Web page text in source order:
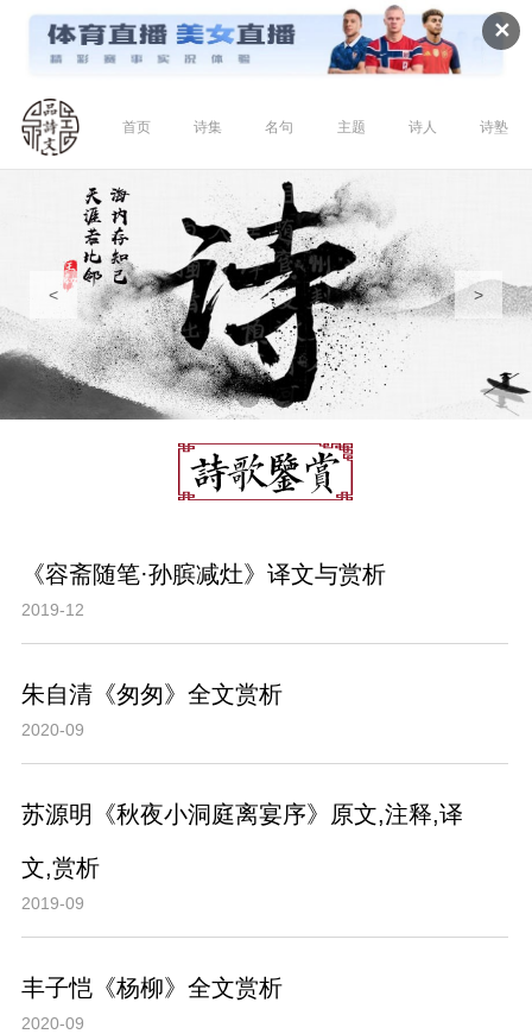
✕
首页 诗集 名句 主题 诗人 诗塾
< >
《容斋随笔·孙膑减灶》译文与赏析
2019-12
朱自清《匆匆》全文赏析
2020-09
苏源明《秋夜小洞庭离宴序》原文,注释,译
文,赏析
2019-09
丰子恺《杨柳》全文赏析
2020-09